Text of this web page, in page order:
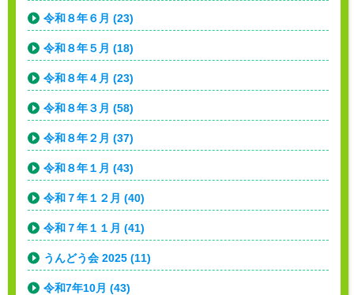
令和８年６月 (23)
令和８年５月 (18)
令和８年４月 (23)
令和８年３月 (58)
令和８年２月 (37)
令和８年１月 (43)
令和７年１２月 (40)
令和７年１１月 (41)
うんどう会 2025 (11)
令和7年10月 (43)